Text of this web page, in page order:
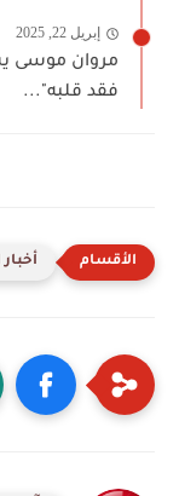
إبريل 22, 2025
مروان موسى
فقد قلبه"...